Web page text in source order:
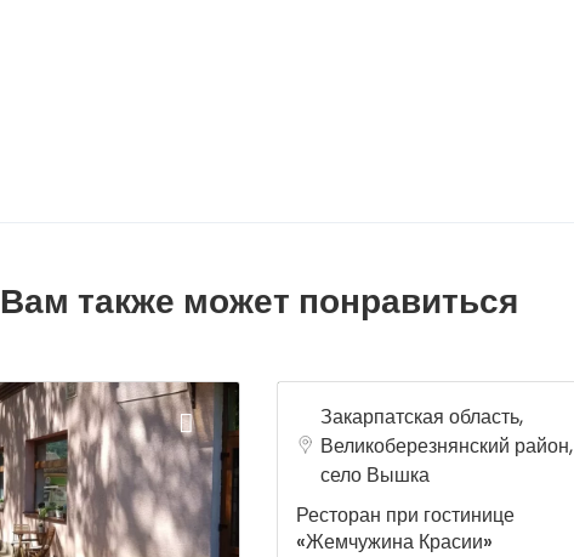
Вам также может понравиться
Закарпатская область,
Великоберезнянский район,
село Вышка
Ресторан при гостинице
«Жемчужина Красии»